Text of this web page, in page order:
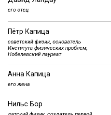
его отец
Пётр Капица
советский физик, основатель
Института физических проблем,
Нобелевский лауреат
Анна Капица
его жена
Нильс Бор